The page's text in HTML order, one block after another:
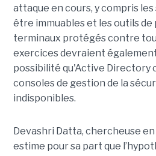
attaque en cours, y compris
être immuables et les outils
terminaux protégés contre
exercices devraient
possibilité qu'Active Directory
consoles de gestion de la
indisponibles.
Devashri Datta, chercheuse
estime pour sa part que